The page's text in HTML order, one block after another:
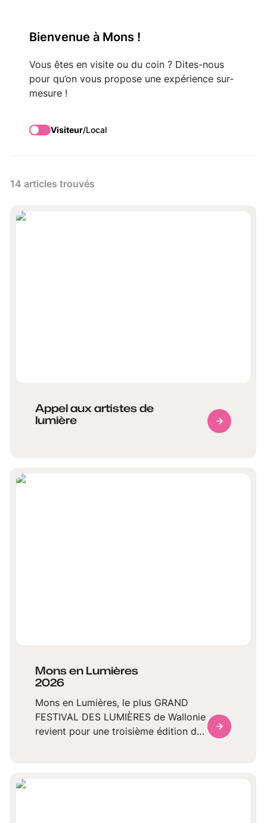
Bienvenue à Mons !
Vous êtes en visite ou du coin ? Dites-nous
pour qu’on vous propose une expérience sur-
mesure !
Visiteur/Local
14 articles trouvés
Appel aux artistes de
lumière
Mons en Lumières
2026
Mons en Lumières, le plus GRAND
FESTIVAL DES LUMIÈRES de Wallonie
revient pour une troisième édition du